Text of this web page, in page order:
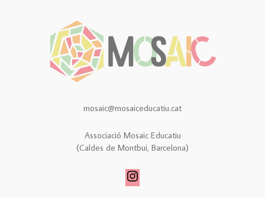
mosaic@mosaiceducatiu.cat
Associació Mosaic Educatiu
(Caldes de Montbui, Barcelona)